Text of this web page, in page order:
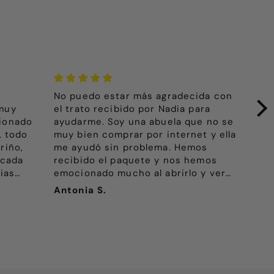
agradecida con
Nadia para
abuela que no se
internet y ella
Hemos
y nos hemos
al abrirlo y ver
con tanta
pronto.
Paquete recibido para un regalo
reyes y les ha encantado. La
atención de Nadia, incluso en
de fiesta ha sido excelente.
para hacer más regalos a amigos.
Gracias por todo.